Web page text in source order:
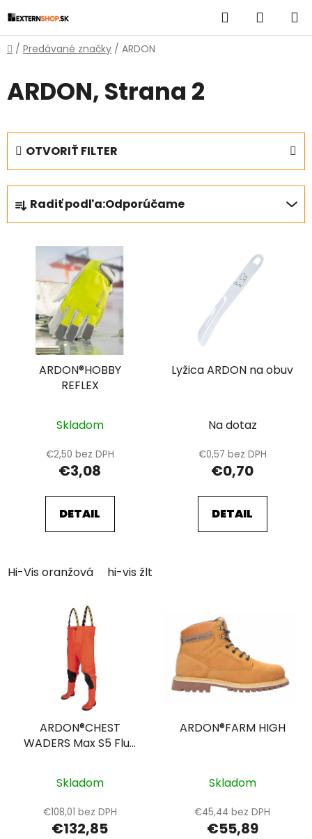
na
obsah
Hľadať
KOŠÍK
Domov
/ Predávané značky / ARDON
ARDON, Strana 2
OTVORIŤ FILTER
R
a
d
Radiť podľa:Odporúčame
ARDON®HOBBY
REFLEX
Skladom
€2,50 bez DPH
€3,08
DETAIL
Hi-Vis oranžová hi-vis žltá
Lyžica ARDON na obuv
Na dotaz
€0,57 bez DPH
€0,70
DETAIL
ARDON®CHEST
WADERS Max S5 Fluo
Skladom
€108,01 bez DPH
€132,85
ARDON®FARM HIGH
Skladom
€45,44 bez DPH
€55,89